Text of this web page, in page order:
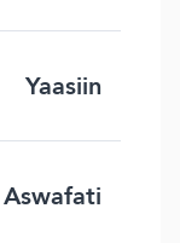
Yaasiin
Aswafati